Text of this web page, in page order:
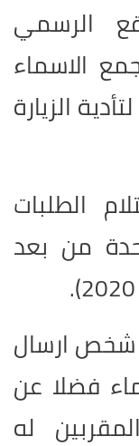
الرسمي
الاسماء
الزيارة
الطلبات
من بعد
شخص ارسال
فضلا عن
له